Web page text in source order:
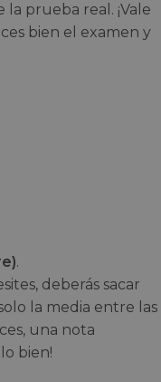
prueba real. ¡Vale
bien el examen y
.
deberás sacar
la media entre las
una nota
bien!